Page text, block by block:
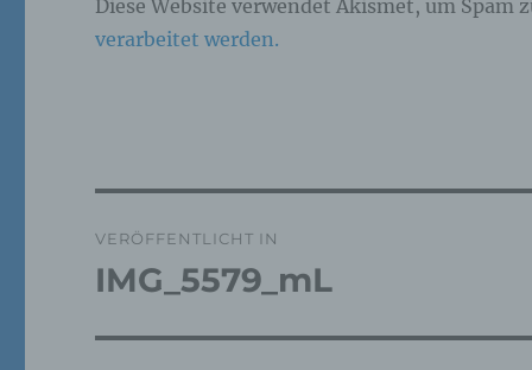
Diese Website verwendet Akismet, um Spam
verarbeitet werden.
VERÖFFENTLICHT IN
IMG_5579_mL